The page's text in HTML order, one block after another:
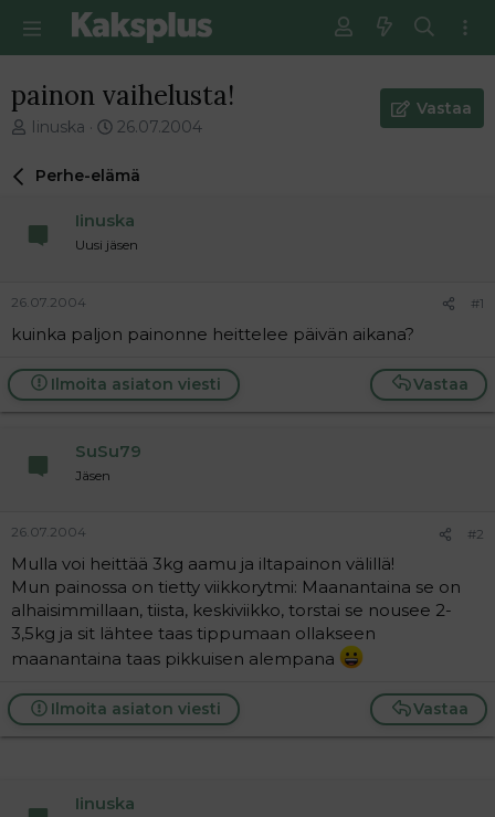
painon vaihelusta!
V
e
i
t
u
a
l
o
t
j
Iinuska
E
s
m
m
ä
n
i
e
s
i
26.07.2004
Vastaa
Perhe-elämä
Iinuska
Uusi jäsen
26.07.2004 #1
kuinka paljon painonne heittelee päivän aikana?
Vastaa
Ilmoita asiaton viesti
SuSu79
Jäsen
26.07.2004 #2
Mulla voi heittää 3kg aamu ja iltapainon välillä!
Mun painossa on tietty viikkorytmi: Maanantaina se on
alhaisimmillaan, tiista, keskiviikko, torstai se nousee 2-
3,5kg ja sit lähtee taas tippumaan ollakseen
maanantaina taas pikkuisen alempana
Vastaa
Ilmoita asiaton viesti
Iinuska